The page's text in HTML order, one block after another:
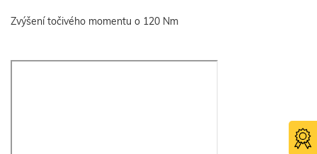
Zvýšení točivého momentu o 120 Nm